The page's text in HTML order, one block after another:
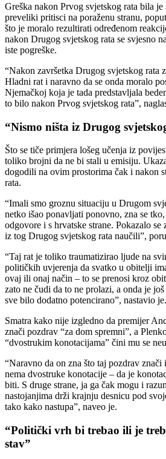
Greška nakon Prvog svjetskog rata bila
preveliki pritisci na poraženu stranu,
što je moralo rezultirati određenom
nakon Drugog svjetskog rata se svjesno
iste pogreške.
“Nakon završetka Drugog svjetskog rata
Hladni rat i naravno da se onda moralo
Njemačkoj koja je tada predstavljala
to bilo nakon Prvog svjetskog rata”,
“Nismo ništa iz Drugog
Što se tiče primjera lošeg učenja iz
toliko brojni da ne bi stali u emisiju.
dogodili na ovim prostorima čak i nakon
rata.
“Imali smo groznu situaciju u Drugom
netko išao ponavljati ponovno, zna se tko,
odgovore i s hrvatske strane. Pokazalo se
iz tog Drugog svjetskog rata naučili”,
“Taj rat je toliko traumatizirao ljude na
političkih uvjerenja da svatko u obitelji
ovaj ili onaj način – to se prenosi kroz
zato ne čudi da to ne prolazi, a onda je
sve bilo dodatno potencirano”, nastavio je.
Smatra kako nije izgledno da premijer
znači pozdrav “za dom spremni”, a
“dvostrukim konotacijama” čini mu se
“Naravno da on zna što taj pozdrav znači
nema dvostruke konotacije – da je
biti. S druge strane, ja ga čak mogu i
nastojanjima drži krajnju desnicu pod
tako kako nastupa”, naveo je.
“Politički vrh bi trebao ili je
stav”